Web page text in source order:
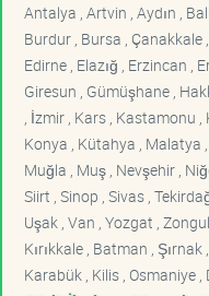
Antalya , Artvin , Aydın ,
Burdur , Bursa , Çanakkale ,
Edirne , Elazığ , Erzincan ,
Giresun , Gümüşhane ,
, İzmir , Kars , Kastamonu ,
Konya , Kütahya , Malatya
Muğla , Muş , Nevşehir ,
Siirt , Sinop , Sivas ,
Uşak , Van , Yozgat ,
Kırıkkale , Batman , Şırnak
Karabük , Kilis , Osmaniye ,